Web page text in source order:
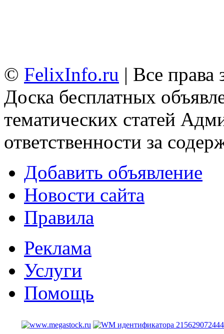
© FelixInfo.ru | Все
Доска бесплатных
тематических статей
ответственности за
Добавить объявление
Новости сайта
Правила
Реклама
Услуги
Помощь